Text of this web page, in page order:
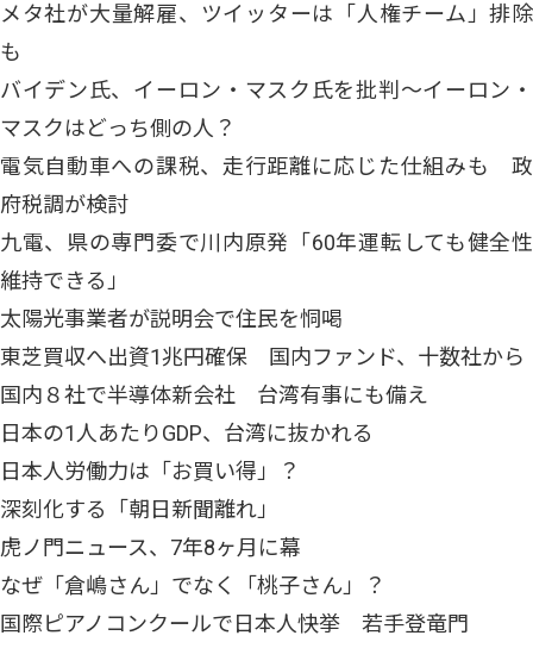
メタ社が大量解雇、ツイッターは「人権チーム」排除
も
バイデン氏、イーロン・マスク氏を批判〜イーロン・
マスクはどっち側の人？
電気自動車への課税、走行距離に応じた仕組みも 政
府税調が検討
九電、県の専門委で川内原発「60年運転しても健全性
維持できる」
太陽光事業者が説明会で住民を恫喝
東芝買収へ出資1兆円確保 国内ファンド、十数社から
国内８社で半導体新会社 台湾有事にも備え
日本の1人あたりGDP、台湾に抜かれる
日本人労働力は「お買い得」？
深刻化する「朝日新聞離れ」
虎ノ門ニュース、7年8ヶ月に幕
なぜ「倉嶋さん」でなく「桃子さん」？
国際ピアノコンクールで日本人快挙 若手登竜門